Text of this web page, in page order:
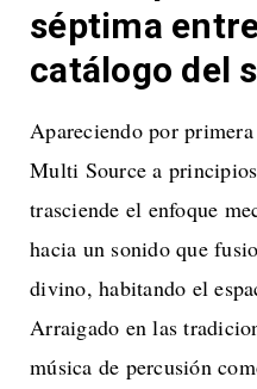
séptima
catálogo del
Apareciendo por
Multi Source a
trasciende el enfoque
hacia un sonido que
divino, habitando el
Arraigado en las
música de percusión